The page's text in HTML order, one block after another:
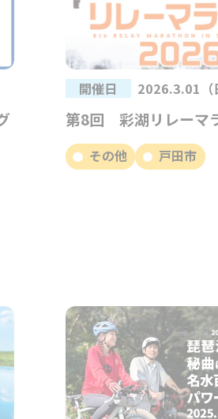
開催日 2026.3.01（
第8回 彩湖リレーマ
その他 戸田市